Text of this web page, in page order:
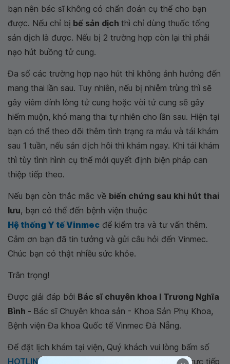
bạn nên bác sĩ không có chẩn đoán cụ thể cho bạn
được. Nếu chỉ bị bế sản dịch thì chỉ dùng thuốc tống
sản dịch là được. Nếu bị 2 trường hợp còn lại thì phải
nạo hút buồng tử cung.
Đa số các trường hợp nạo hút thì không ảnh hưởng đến
mang thai lần sau. Tuy nhiên, nếu bị nhiễm trùng thì sẽ
gây viêm dính lòng tử cung hoặc vòi tử cung sẽ gây
hiếm muộn, khó mang thai tự nhiên cho lần sau. Hiện tại
bạn có thể theo dõi thêm tình trạng ra máu và tái khám
sau 1 tuần, nếu sản dịch hôi thì khám ngay. Khi tái khám
thì tùy tình hình cụ thể mới quyết định biện pháp can
thiệp tiếp theo.
Nếu bạn còn thắc mắc về biến chứng sau khi hút thai
lưu, bạn có thể đến bệnh viện thuộc
Hệ thống Y tế Vinmec để kiểm tra và tư vấn thêm.
Cảm ơn bạn đã tin tưởng và gửi câu hỏi đến Vinmec.
Chúc bạn có thật nhiều sức khỏe.
Trân trọng!
Được giải đáp bởi Bác sĩ chuyên khoa I Trương Nghĩa
Bình - Bác sĩ Chuyên khoa sản - Khoa Sản Phụ Khoa,
Bệnh viện Đa khoa Quốc tế Vinmec Đà Nẵng.
Để đặt lịch khám tại viện, Quý khách vui lòng bấm số
HOTLINE
hoặc đặt lịch trực tiếp